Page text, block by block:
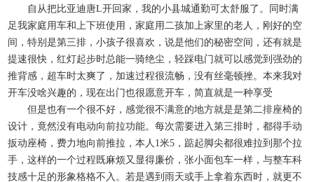
自从把比亚迪唐L开回家，我的小县城通勤可太舒服了。同时满
足我家庭用车和上下班使用，家庭用二孩加上家里的老人，刚好的空
间，特别是第三排，小孩子很喜欢，说是他们的秘密空间，还有就是
提速很快，红灯起步时总能一骑绝尘，轻踩电门就可以感觉到强劲的
推背感，超车时太爽了，加速过程很流畅，没有丝毫顿挫。本来我对
开车没啥兴趣的，现在出门也很愿意开车，简直就是一种享受
但是也有一个很不好，感觉很不满意的地方就是是第二排座椅的
设计，竟然没有电动向前拉功能。每次需要进入第三排时，都得手动
扳动座椅，费力地向前推拉，本人1米5，踮起脚尖都很难拉到那个拉
手，这样的一个过程既麻烦又显得廉价，张小面包车一样，与整车科
技感十足的形象格格不入。若是遇到雨天或手上拿着东西时，就更不